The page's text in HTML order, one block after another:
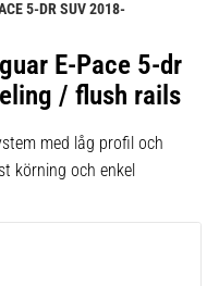
5-DR SUV 2018-
E-Pace 5-dr
/ flush rails
med låg profil och
körning och enkel